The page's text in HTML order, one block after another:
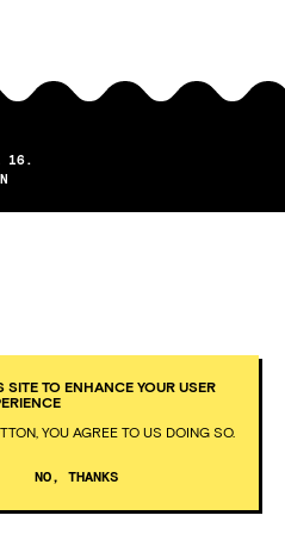
16.
TO ENHANCE YOUR USER
YOU AGREE TO US DOING SO.
NO, THANKS